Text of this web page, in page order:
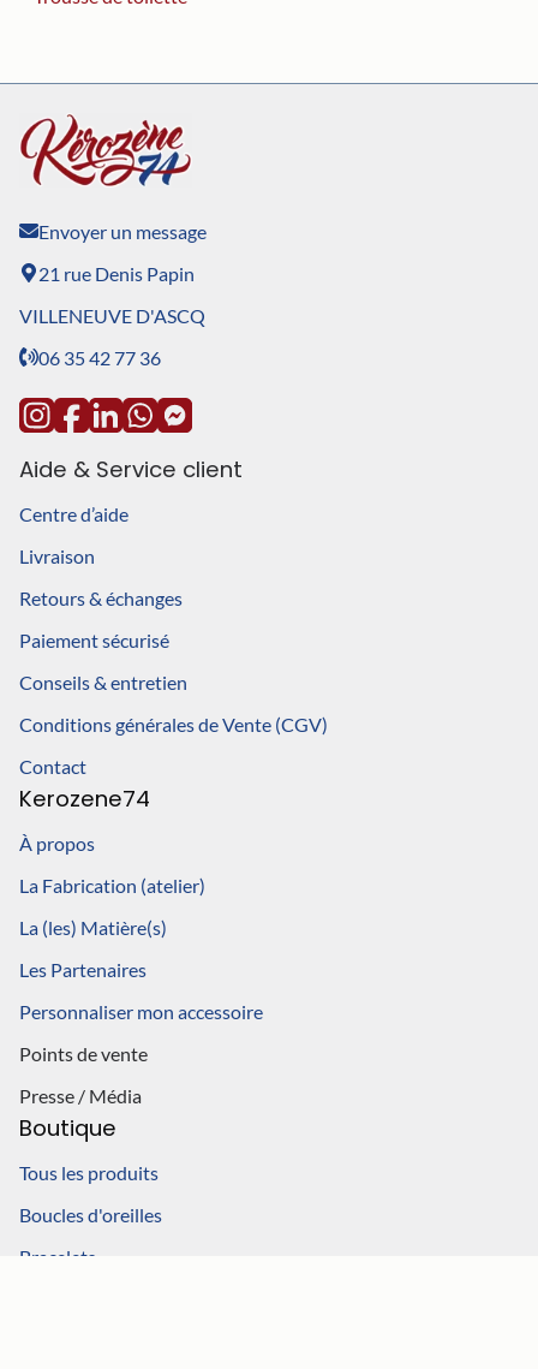
Envoyer un message
21 rue Denis Papin
VILLENEUVE D'ASCQ
06 35 42 77 36
Aide & Service client
Centre d’aide
Livraison
Retours & échanges
Paiement sécurisé
Conseils & entretien
Conditions générales de Vente (CGV)
Contact
Kerozene74
À propos
La Fabrication (atelier)
La (les) Matière(s)
Les Partenaires
Personnaliser mon accessoire
Points de vente
Presse / Média
Boutique
Tous les produits
Boucles d'oreilles
Bracelets